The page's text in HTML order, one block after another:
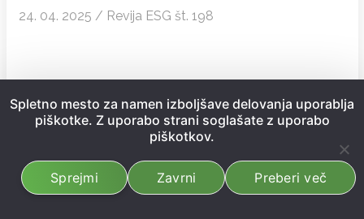
24. 04. 2025 / Revija ESG št. 198
Spletno mesto za namen izboljšave delovanja uporablja
piškotke. Z uporabo strani soglašate z uporabo
piškotkov.
Sprejmi Zavrni Preberi več